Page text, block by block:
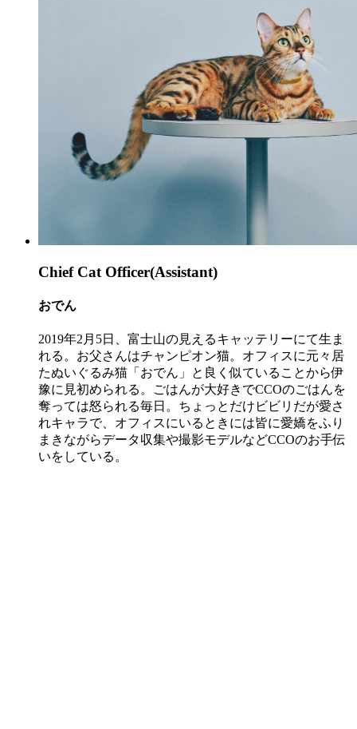
Chief Cat Officer(Assistant)
おでん
2019年2月5日、富士山の見えるキャッテリーにて生ま
れる。お父さんはチャンピオン猫。オフィスに元々居
たぬいぐるみ猫「おでん」と良く似ていることから伊
豫に見初められる。ごはんが大好きでCCOのごはんを
奪っては怒られる毎日。ちょっとだけビビリだが愛さ
れキャラで、オフィスにいるときには皆に愛嬌をふり
まきながらデータ収集や撮影モデルなどCCOのお手伝
いをしている。